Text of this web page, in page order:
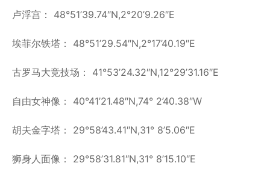
卢浮宫： 48°51’39.74″N,2°20’9.26″E
埃菲尔铁塔： 48°51’29.54″N,2°17’40.19″E
古罗马大竞技场： 41°53’24.32″N,12°29’31.16″E
自由女神像： 40°41’21.48″N,74° 2’40.38″W
胡夫金字塔： 29°58’43.41″N,31° 8’5.06″E
狮身人面像： 29°58’31.81″N,31° 8’15.10″E